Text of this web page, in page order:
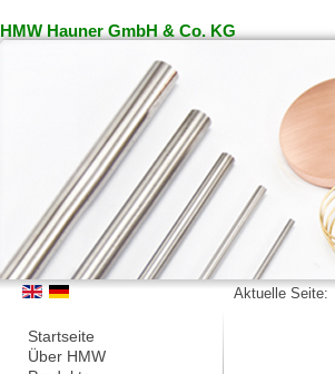
HMW Hauner GmbH & Co. KG
Aktuelle Seite:
Startseite
Über HMW